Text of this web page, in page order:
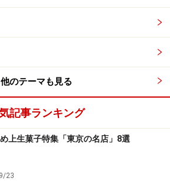
他のテーマも見る
記事ランキング
上生菓子特集「東京の名店」8選
23